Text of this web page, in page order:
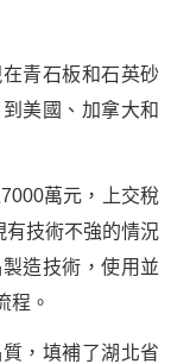
青石板和石英砂
美國、加拿大和
萬元，上交稅
技術不強的情況
造技術，使用並
程。
，填補了湖北省